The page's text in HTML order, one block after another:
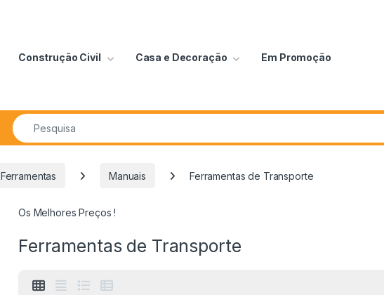
Construção Civil Casa e Decoração Em Promoção
Ferramentas Manuais Ferramentas de Transporte
Os Melhores Preços !
Ferramentas de Transporte